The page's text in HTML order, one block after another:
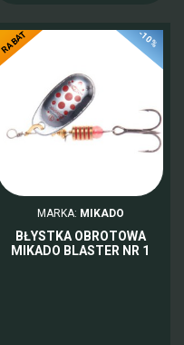
-10%
RABAT
MARKA: MIKADO
BŁYSTKA OBROTOWA
MIKADO BLASTER NR 1